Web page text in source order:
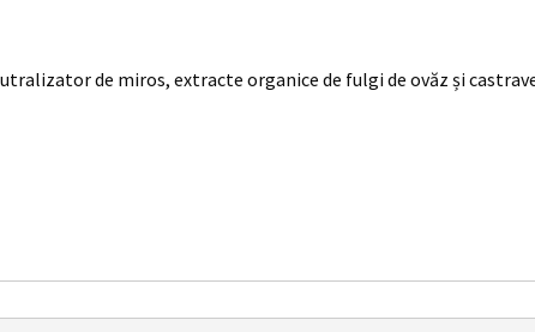
de miros, extracte organice de fulgi de ovăz și